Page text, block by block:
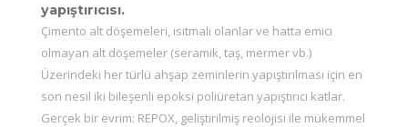
yapıştırıcısı.
Çimento alt döşemeleri, ısıtmalı olanlar ve hatta emici
olmayan alt döşemeler (seramik, taş, mermer vb.)
Üzerindeki her türlü ahşap zeminlerin yapıştırılması için en
son nesil iki bileşenli epoksi poliüretan yapıştırıcı katlar.
Gerçek bir evrim: REPOX, geliştirilmiş reolojisi ile mükemmel